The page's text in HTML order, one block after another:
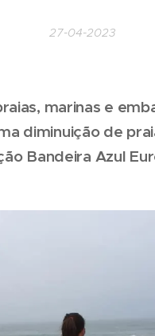
27-04-2023
marinas e
diminuição de
Bandeira Azul